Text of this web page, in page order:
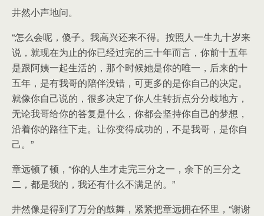
井然小声地问。
“怎么会呢，傻子。我高兴还来不得。按照人一生九十岁来
说，就现在为止的你已经过完的三十年而言，你前十五年
是跟阿姨一起生活的，那个时候她是你的唯一，后来的十
五年，是有我哥的陪伴没错，可更多的是你自己的决定。
就像你自己说的，很多决定了你人生转折点分分歧地方，
无论我哥给你的答复是什么，你都会坚持你自己的梦想，
沿着你的路往下走。让你变得成功的，不是我哥，是你自
己。”
章远顿了顿，“你的人生才走完三分之一，余下的三分之
二，都是我的，我还有什么不满足的。”
井然像是得到了万分的鼓舞，紧紧把章远拥在怀里，“谢谢